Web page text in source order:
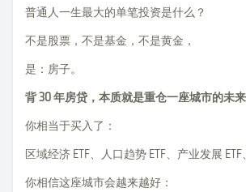
普通人一生最大的单笔投资是什么？
不是股票，不是基金，不是黄金，
是：房子。
背 30 年房贷，本质就是重仓一座城市的未来
你相当于买入了：
区域经济 ETF、人口趋势 ETF、产业发展 ETF
你相信这座城市会越来越好：